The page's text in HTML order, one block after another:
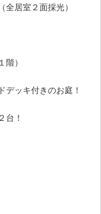
全居室２面採光）
階）
デッキ付きのお庭！
台！